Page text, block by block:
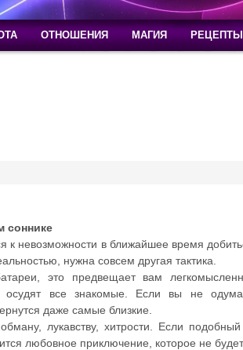
ОТНОШЕНИЯ МАГИЯ РЕЦЕПТЫ
соннике
к невозможности в ближайшее время
нужна совсем другая тактика.
это предвещает вам
осудят все знакомые. Если вы не
даже самые близкие.
лукавству, хитрости. Если
любовное приключение, которое не